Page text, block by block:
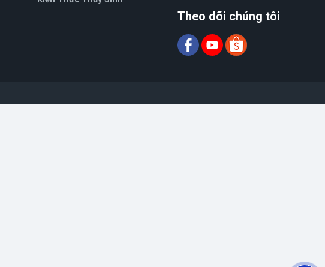
Theo dõi chúng tôi